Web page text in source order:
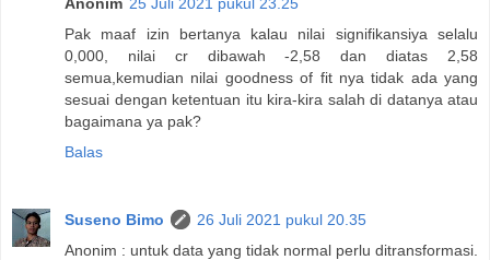
Pak maaf izin bertanya kalau nilai signifikansiya selalu
0,000, nilai cr dibawah -2,58 dan diatas 2,58
semua,kemudian nilai goodness of fit nya tidak ada yang
sesuai dengan ketentuan itu kira-kira salah di datanya atau
bagaimana ya pak?
Balas
Suseno Bimo
26 Juli 2021 pukul 20.35
Anonim : untuk data yang tidak normal perlu ditransformasi.